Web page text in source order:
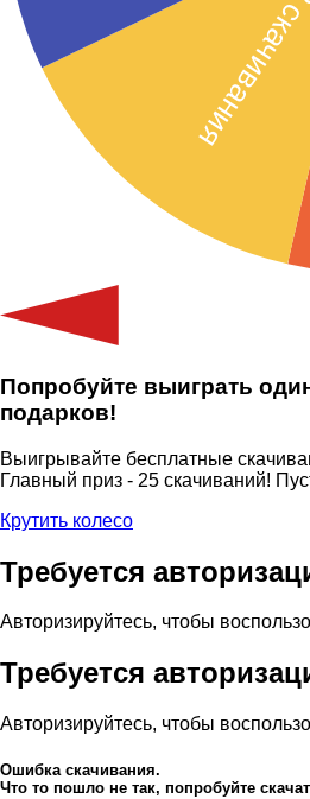
Попробуйте выиграть
подарков!
Выигрывайте бесплатные
Главный приз - 25 скачиваний!
Крутить колесо
Требуется
Авторизируйтесь, чтобы
Требуется
Авторизируйтесь, чтобы
Ошибка скачивания.
Что то пошло не так, попробуйте